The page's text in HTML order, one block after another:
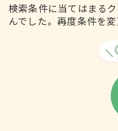
検索条件に当てはまる
んでした。再度条件を